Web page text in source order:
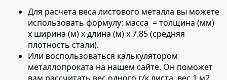
Для расчета веса листового металла вы можете
использовать формулу: масса = толщина (мм)
х ширина (м) х длина (м) х 7.85 (средняя
плотность стали).
Или воспользоваться калькулятором
металлопроката на нашем сайте. Он поможет
вам рассчитать вес одного г/к листа, вес 1 м2